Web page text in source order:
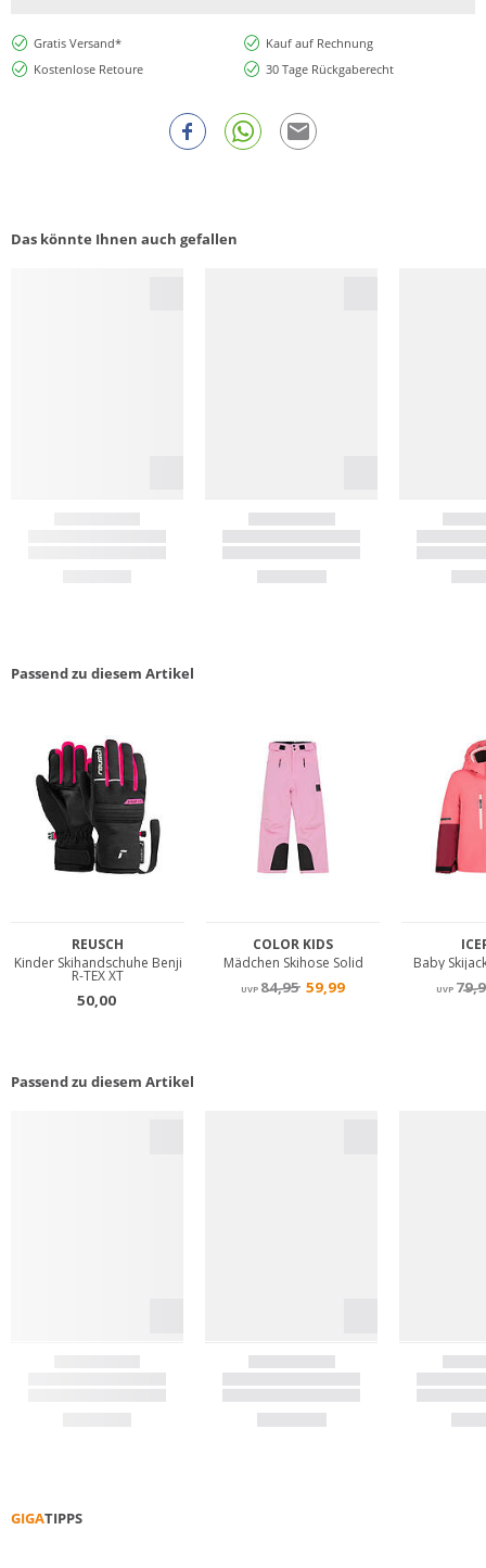
Gratis Versand*
Kauf auf Rechnung
Kostenlose Retoure
30 Tage Rückgaberecht
Das könnte Ihnen auch gefallen
Passend zu diesem Artikel
Passend zu diesem Artikel
GIGATIPPS